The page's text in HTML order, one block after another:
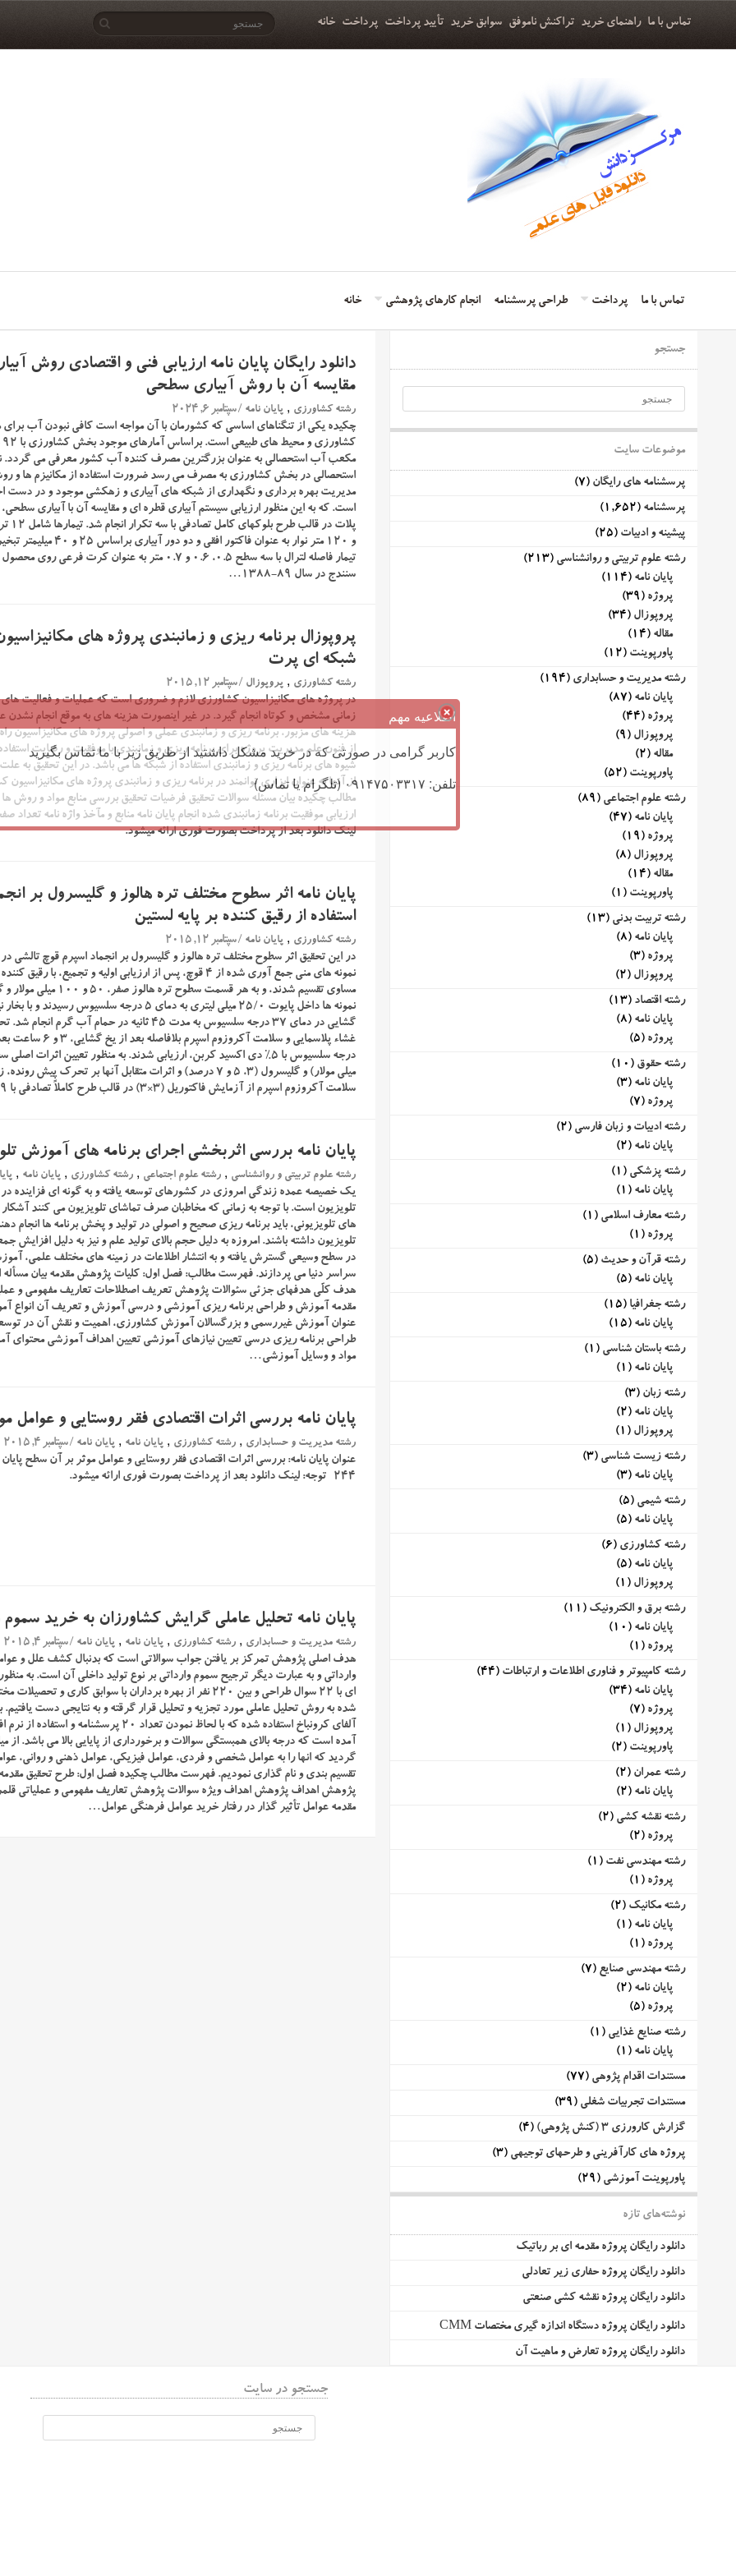
خانه پرداخت تأیید پرداخت سوابق خرید تراکنش ناموفق راهنمای خرید تماس با ما
خانه انجام کارهای پژوهشی طراحی پرسشنامه پرداخت تماس با ما
دانلود رایگان پایان نامه ارزیابی فنی و اقتصادی روش
مقایسه آن با روش آبیاری سطحی
رشته کشاورزی , پایان نامه / سپتامبر 6, 2024
چکیده یکی از تنگناهای اساسی که کشورمان با آن مواجه است کافی نبودن آب
استحصالی در بخش کشاورزی به مصرف می رسد ضرورت استفاده از مکانیزم ها و
مدیریت بهره برداری و نگهداری از شبکه های آبیاری و زهکشی موجود و در دست
است. که به این منظور ارزیابی سیستم آبیاری قطره ای و مقایسه آن با آبیاری
و 120 متر نوار به عنوان
تیمار فاصله لترال با سه سطح 0.5، 0.6 و 0.7 متر به
سنندج در سال 89-1388…
پروپوزال برنامه ریزی و زمانبندی پروژه های
شبکه ای پرت
رشته کشاورزی , پروپوزال / سپتامبر 12, 2015
در پروژه های مکانیزاسیون کشاورزی لازم و ضروری است که عملیات و فعالیت
زمانی مشخص و کوتاه انجام گیرد. در غیر اینصورت هزینه های به موقع انجام
هزینه های مزبور، برنامه ریزی و زمانبندی عملی و اصولی پروژه های مکانیزاسیون
از فنون علم مدیریت پروژه برای برنامه ریزی و زمانبندی با موفقیت و رضایت
شیوه های برنامه ریزی و زمانبندی استفاده از شبکه ها می باشد. در این تحقیق به
از آنها به عنوان ابزاری توانمند در برنامه ریزی و زمانبندی پروژه های
مطالب چکیده بیان مسئله سوالات تحقیق فرضیات تحقیق بررسی منابع مواد و روش ها
لینک دانلود بعد از پرداخت بصورت فوری ارائه میشود.
پایان نامه اثر سطوح مختلف تره هالوز و گلیسرول بر
استفاده از رقیق کننده بر پایه لستین
رشته کشاورزی , پایان نامه / سپتامبر 12, 2015
در این تحقیق اثر سطوح مختلف تره هالوز و گلیسرول بر انجماد اسپرم قوچ تالشی
نمونه ها داخل پایوت ۲۵/۰ میلی لیتری به دمای ۵
گشایی در دمای ۳۷ درجه سلسیوس به مدت ۴۵ ثانیه در
میلی مولار) و گلیسرول (۳، ۵ و ۷ درصد) و اثرات متقابل آنها بر
سلامت آکروزوم اسپرم از آزمایش فاکتوریل (۳×۳) در قالب طرح کاملاً تصادفی با ۹…
پایان نامه بررسی اثربخشی اجرای برنامه های آموزش
رشته علوم تربیتی و روانشناسی , رشته علوم اجتماعی , رشته کشاورزی , پایان نامه ,
یک خصیصه عمده زندگی امروزی در کشورهای توسعه یافته و به گونه ای فزاینده
تلویزیون است. با توجه به زمانی که مخاطبان صرف تماشای تلویزیون می کنند
های تلویزیونی، باید برنامه ریزی صحیح و اصولی در تولید و پخش برنامه ها انجام
تلویزیون داشته باشند. امروزه به دلیل حجم بالای تولید علم و نیز به دلیل افزایش
در سطح وسیعی گسترش یافته و به انتشار اطلاعات در زمینه های مختلف علمی،
سراسر دنیا می پردازند. فهرست مطالب: فصل اول: کلیات پژوهش مقدمه بیان
هدف کلّی هدفهای جزئی سئوالات پژوهش تعریف اصطلاحات تعاریف مفهومی و
مقدمه آموزش و طراحی برنامه ریزی آموزشی و درسی آموزش و تعریف آن انواع
عنوان آموزش غیررسمی و بزرگسالان آموزش کشاورزی، اهمیت و نقش آن در
طراحی برنامه ریزی درسی تعیین نیازهای آموزشی تعیین اهداف آموزشی محتوای
مواد و وسایل آموزشی…
پایان نامه بررسی اثرات اقتصادی فقر روستایی و عوامل
رشته مدیریت و حسابداری , رشته کشاورزی , پایان نامه , پایان نامه / سپتامبر 4, 2015
عنوان پایان نامه: بررسی اثرات اقتصادی فقر روستایی و عوامل موثر بر آن سطح
۲۴۴ توجه: لینک دانلود بعد از پرداخت بصورت فوری ارائه میشود.
پایان نامه تحلیل عاملی گرایش کشاورزان به خرید سموم
رشته مدیریت و حسابداری , رشته کشاورزی , پایان نامه , پایان نامه / سپتامبر 4, 2015
هدف اصلی پژوهش تمرکز بر یافتن جواب سوالاتی است که بدنبال کشف علل و
وارداتی و به عبارت دیگر ترجیح سموم وارداتی بر نوع تولید داخلی آن است. به
ای با ۲۲ سوال طراحی و بین ۲۲۰ نفر از بهره برداران با سوابق
شده به روش تحلیل عاملی مورد تجزیه و تحلیل قرار گرقته و به نتایجی دست یافتیم.
گردید که انها را به عوامل شخصی و فردی، عوامل فیزیکی، عوامل ذهنی و روانی،
تقسیم بندی و نام گذاری نمودیم. فهرست مطالب چکیده فصل اول: طرح تحقیق
پژوهش اهداف پژوهش اهداف ویژه سوالات پژوهش تعاریف مفهومی و عملیاتی
مقدمه عوامل تأثیر گذار در رفتار خرید عوامل فرهنگی عوامل…
جستجو
موضوعات سایت
پرسشنامه های رایگان (7)
پرسشنامه (1,652)
پیشینه و ادبیات (25)
رشته علوم تربیتی و روانشناسی (213)
پایان نامه (114)
پروژه (39)
پروپوزال (34)
مقاله (14)
پاورپوینت (12)
رشته مدیریت و حسابداری (194)
پایان نامه (87)
پروژه (44)
پروپوزال (9)
مقاله (2)
پاورپوینت (52)
رشته علوم اجتماعی (89)
پایان نامه (47)
پروژه (19)
پروپوزال (8)
مقاله (14)
پاورپوینت (1)
رشته تربیت بدنی (13)
پایان نامه (8)
پروژه (3)
پروپوزال (2)
رشته اقتصاد (13)
پایان نامه (8)
پروژه (5)
رشته حقوق (10)
پایان نامه (3)
پروژه (7)
رشته ادبیات و زبان فارسی (2)
پایان نامه (2)
رشته پزشکی (1)
پایان نامه (1)
رشته معارف اسلامی (1)
پروژه (1)
رشته قرآن و حدیث (5)
پایان نامه (5)
رشته جغرافیا (15)
پایان نامه (15)
رشته باستان شناسی (1)
پایان نامه (1)
رشته زبان (3)
پایان نامه (2)
پروپوزال (1)
رشته زیست شناسی (3)
پایان نامه (3)
رشته شیمی (5)
پایان نامه (5)
رشته کشاورزی (6)
پایان نامه (5)
پروپوزال (1)
رشته برق و الکترونیک (11)
پایان نامه (10)
پروژه (1)
رشته کامپیوتر و فناوری اطلاعات و ارتباطات (44)
پایان نامه (34)
پروژه (7)
پروپوزال (1)
پاورپوینت (2)
رشته عمران (2)
پایان نامه (2)
رشته نقشه کشی (2)
پروژه (2)
رشته مهندسی نفت (1)
پروژه (1)
رشته مکانیک (2)
پایان نامه (1)
پروژه (1)
رشته مهندسی صنایع (7)
پایان نامه (2)
پروژه (5)
رشته صنایع غذایی (1)
پایان نامه (1)
مستندات اقدام پژوهی (77)
مستندات تجربیات شغلی (39)
گزارش کارورزی 3 (کنش پژوهی)
(4)
پروژه های کارآفرینی و طرحهای توجیهی (3)
پاورپوینت آموزشی (29)
نوشته‌های تازه
دانلود رایگان پروژه مقدمه ای بر رباتیک
دانلود رایگان پروژه حفاری زیر تعادلی
دانلود رایگان پروژه نقشه کشی صنعتی
دانلود رایگان پروژه دستگاه اندازه گیری مختصات CMM
دانلود رایگان پروژه تعارض و ماهیت آن
اطلاعیه مهم
کاربر گرامی در صورتی که در خرید مشکل داشتید از طریق زیر با ما تماس بگیرید
تلفن: ۰۹۱۴۷۵۰۳۳۱۷ (تلگرام یا تماس)
جستجو در سایت